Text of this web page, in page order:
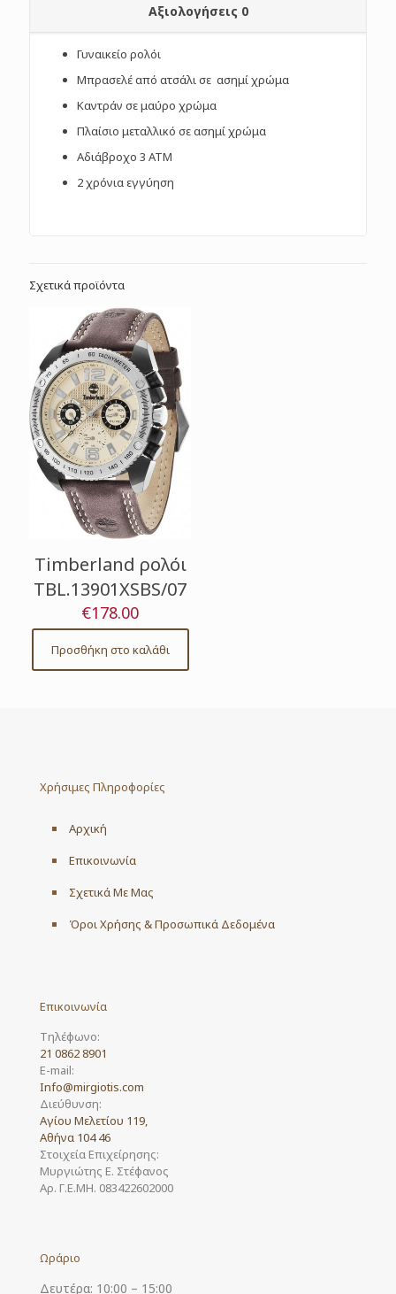
Αξιολογήσεις 0
Γυναικείο ρολόι
Μπρασελέ από ατσάλι σε ασημί χρώμα
Καντράν σε μαύρο χρώμα
Πλαίσιο μεταλλικό σε ασημί χρώμα
Αδιάβροχο 3 ΑΤΜ
2 χρόνια εγγύηση
Σχετικά προϊόντα
Timberland ρολόι
TBL.13901XSBS/07
€178.00
Προσθήκη στο καλάθι
Χρήσιμες Πληροφορίες
Αρχική
Επικοινωνία
Σχετικά Με Μας
Όροι Χρήσης & Προσωπικά Δεδομένα
Επικοινωνία
Τηλέφωνο:
21 0862 8901
E-mail:
Info@mirgiotis.com
Διεύθυνση:
Αγίου Μελετίου 119,
Αθήνα 104 46
Στοιχεία Επιχείρησης:
Μυργιώτης Ε. Στέφανος
Αρ. Γ.Ε.ΜΗ. 083422602000
Ωράριο
Δευτέρα: 10:00 – 15:00